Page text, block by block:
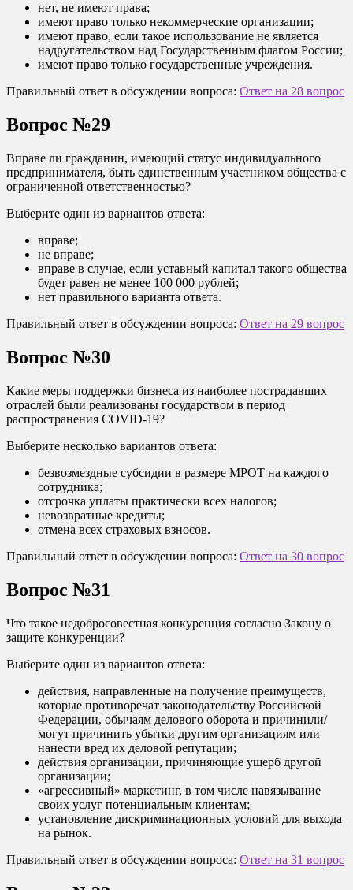
нет, не имеют права;
имеют право только некоммерческие организации;
имеют право, если такое использование не является
надругательством над Государственным флагом России;
имеют право только государственные учреждения.
Правильный ответ в обсуждении вопроса: Ответ на 28 вопрос
Вопрос №29
Вправе ли гражданин, имеющий статус индивидуального
предпринимателя, быть единственным участником общества с
ограниченной ответственностью?
Выберите один из вариантов ответа:
вправе;
не вправе;
вправе в случае, если уставный капитал такого общества
будет равен не менее 100 000 рублей;
нет правильного варианта ответа.
Правильный ответ в обсуждении вопроса: Ответ на 29 вопрос
Вопрос №30
Какие меры поддержки бизнеса из наиболее пострадавших
отраслей были реализованы государством в период
распространения COVID-19?
Выберите несколько вариантов ответа:
безвозмездные субсидии в размере МРОТ на каждого
сотрудника;
отсрочка уплаты практически всех налогов;
невозвратные кредиты;
отмена всех страховых взносов.
Правильный ответ в обсуждении вопроса: Ответ на 30 вопрос
Вопрос №31
Что такое недобросовестная конкуренция согласно Закону о
защите конкуренции?
Выберите один из вариантов ответа:
действия, направленные на получение преимуществ,
которые противоречат законодательству Российской
Федерации, обычаям делового оборота и причинили/
могут причинить убытки другим организациям или
нанести вред их деловой репутации;
действия организации, причиняющие ущерб другой
организации;
«агрессивный» маркетинг, в том числе навязывание
своих услуг потенциальным клиентам;
установление дискриминационных условий для выхода
на рынок.
Правильный ответ в обсуждении вопроса: Ответ на 31 вопрос